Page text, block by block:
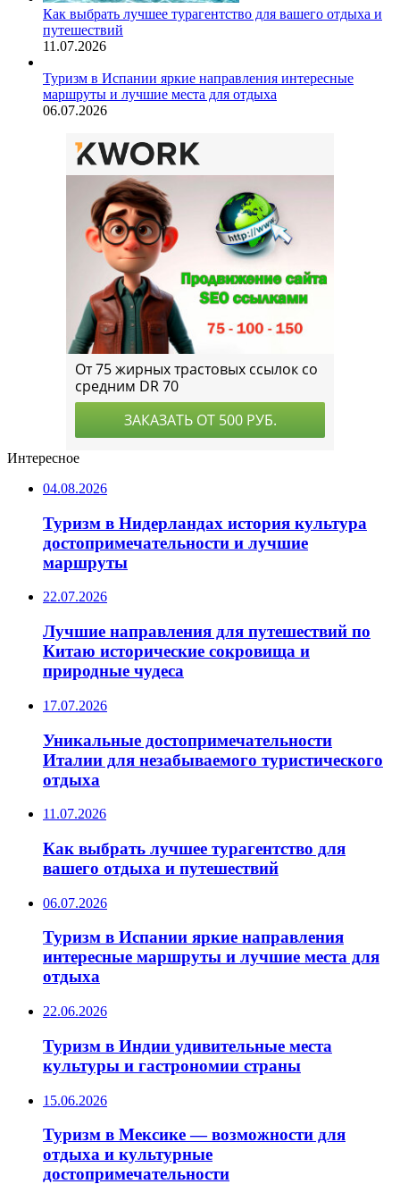
Как выбрать лучшее турагентство для вашего отдыха и
путешествий
11.07.2026
Туризм в Испании яркие направления интересные
маршруты и лучшие места для отдыха
06.07.2026
Интересное
04.08.2026
Туризм в Нидерландах история культура
достопримечательности и лучшие
маршруты
22.07.2026
Лучшие направления для путешествий по
Китаю исторические сокровища и
природные чудеса
17.07.2026
Уникальные достопримечательности
Италии для незабываемого туристического
отдыха
11.07.2026
Как выбрать лучшее турагентство для
вашего отдыха и путешествий
06.07.2026
Туризм в Испании яркие направления
интересные маршруты и лучшие места для
отдыха
22.06.2026
Туризм в Индии удивительные места
культуры и гастрономии страны
15.06.2026
Туризм в Мексике — возможности для
отдыха и культурные
достопримечательности